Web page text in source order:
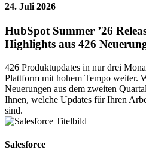
24. Juli 2026
HubSpot Summer ’26
Highlights aus 426
426 Produktupdates in nur drei
Plattform mit hohem Tempo weiter.
Neuerungen aus dem zweiten
Ihnen, welche Updates für Ihren
sind.
Salesforce